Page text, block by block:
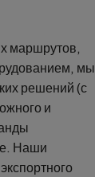
маршрутов,
мы
решений (с
и
Наши